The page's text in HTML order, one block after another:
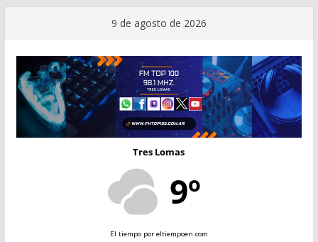
contenido
9 de agosto de 2026
Tres Lomas
9º
El tiempopor eltiempoen.com